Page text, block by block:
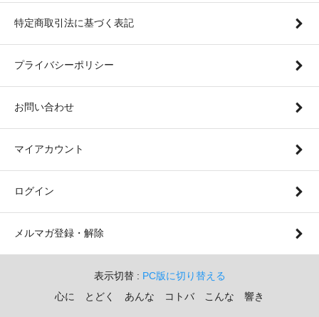
特定商取引法に基づく表記
プライバシーポリシー
お問い合わせ
マイアカウント
ログイン
メルマガ登録・解除
表示切替 : PC版に切り替える
心に とどく あんな コトバ こんな 響き